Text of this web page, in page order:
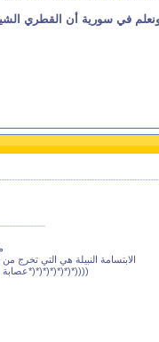
ونعلم في سورية أن القطري
الابتسامة النبيلة هي التي تخرج
((((*(*(*(*(*(*(*عصابة